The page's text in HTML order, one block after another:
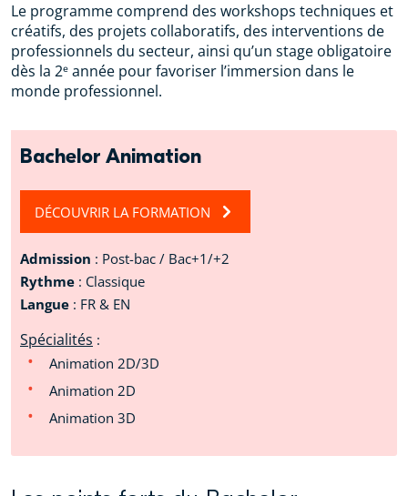
Le programme comprend des workshops techniques et
créatifs, des projets collaboratifs, des interventions de
professionnels du secteur, ainsi qu’un stage obligatoire
dès la 2ᵉ année pour favoriser l’immersion dans le
monde professionnel.
Bachelor Animation
DÉCOUVRIR LA FORMATION
Admission : Post-bac / Bac+1/+2
Rythme : Classique
Langue : FR & EN
Spécialités :
Animation 2D/3D
Animation 2D
Animation 3D